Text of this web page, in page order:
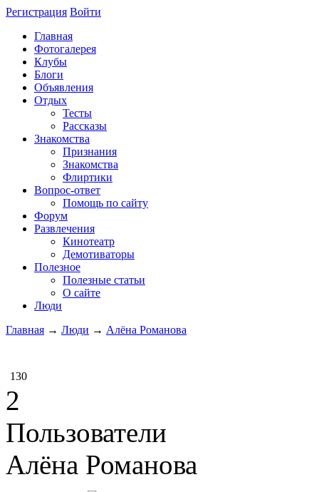
Регистрация Войти
Главная
Фотогалерея
Клубы
Блоги
Объявления
Отдых
Тесты
Рассказы
Знакомства
Признания
Знакомства
Флиртики
Вопрос-ответ
Помощь по сайту
Форум
Развлечения
Кинотеатр
Демотиваторы
Полезное
Полезные статьи
О сайте
Люди
Главная → Люди → Алёна Романова
130
2
Пользователи
Алёна Романова